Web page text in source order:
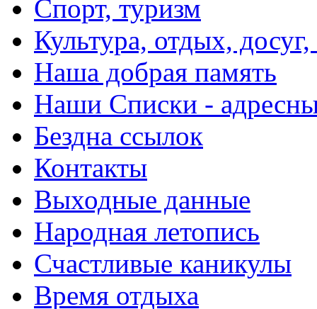
Спорт, туризм
Культура, отдых,
Наша добрая память
Наши Списки -
Бездна ссылок
Контакты
Выходные данные
Народная летопись
Счастливые каникулы
Время отдыха